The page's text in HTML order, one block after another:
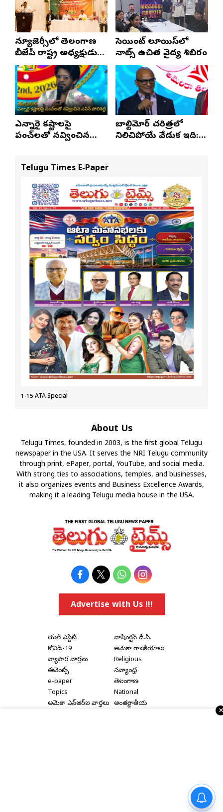
న్యూజెర్సీలో తెలంగాణ
బీజేపీ రాష్ట్ర అధ్యక్షుడు
ఎన్. రాంచందర్‌రావుకు
ఘన స్వాగతం
సెయింట్ లూయిస్‌లో
నాట్స్ ఉచిత వైద్య శిబిరం
ఎన్నారై కష్టాలపై
పంచ్‌లతో నవ్వించిన
బాల్టిమోర్ చరిత్రలో
నిలిచిపోయే వేడుక ఇది:
Telugu Times E-Paper
1-15 ATA Special
About Us
Telugu Times, founded in 2003, is the first global Telugu
newspaper in the USA. It serves the NRI Telugu community
through print, ePaper, portal, YouTube, and social media.
With strong ties to associations, temples, and businesses,
it also organizes events and Business Excellence Awards,
making it a leading Telugu media house in the USA.
Advertise with Us !!!
రియల్ ఎస్టేట్
కోవిడ్-19
వ్యాపార వార్తలు
ఈవెంట్స్
e-paper
Topics
అమెరికా ఎన్‌ఆర్‌ఐ వార్తలు
వాషింగ్టన్ డి.సి.
అమెరికా రాజకీయాలు
Religious
నవ్యాంధ్ర
తెలంగాణ
National
అంతర్జాతీయ
Privacy Policy|